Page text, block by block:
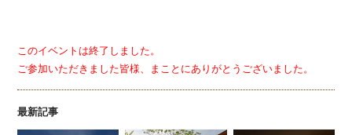
このイベントは終了しました。
ご参加いただきました皆様、まことにありがとうございました。
最新記事